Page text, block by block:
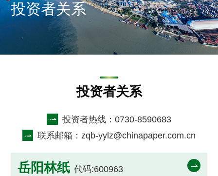
投资者关系
投资者关系
投资者热线：0730-8590683
联系邮箱：zqb-yylz@chinapaper.com.cn
岳阳林纸 代码:600963